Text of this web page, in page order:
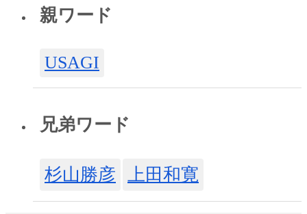
親ワード
USAGI
兄弟ワード
杉山勝彦 上田和寛